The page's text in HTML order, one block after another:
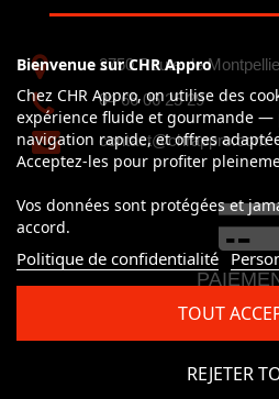
2750 Route de
04 66 06 25 29
contact@chrappro.com
CB, Visa,
Bienvenue sur CHR Appro
Chez CHR Appro, on utilise des
expérience fluide et gourmande —
navigation rapide, et offres
Acceptez-les pour profiter
Vos données sont protégées et
accord.
Politique de confidentialité
REJETER
TOUT